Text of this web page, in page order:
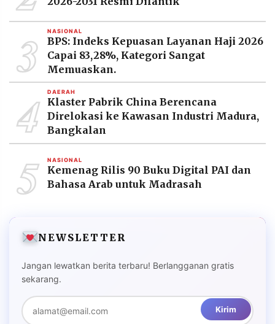
3 NASIONAL
BPS: Indeks Kepuasan Layanan Haji 2026
Capai 83,28%, Kategori Sangat
Memuaskan.
4 DAERAH
Klaster Pabrik China Berencana
Direlokasi ke Kawasan Industri Madura,
Bangkalan
5 NASIONAL
Kemenag Rilis 90 Buku Digital PAI dan
Bahasa Arab untuk Madrasah
NEWSLETTER
Jangan lewatkan berita terbaru! Berlangganan gratis
sekarang.
Kirim